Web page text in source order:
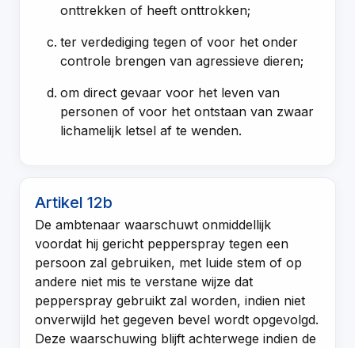
onttrekken of heeft onttrokken;
ter verdediging tegen of voor het onder
controle brengen van agressieve dieren;
om direct gevaar voor het leven van
personen of voor het ontstaan van zwaar
lichamelijk letsel af te wenden.
Artikel 12b
De ambtenaar waarschuwt onmiddellijk
voordat hij gericht pepperspray tegen een
persoon zal gebruiken, met luide stem of op
andere niet mis te verstane wijze dat
pepperspray gebruikt zal worden, indien niet
onverwijld het gegeven bevel wordt opgevolgd.
Deze waarschuwing blijft achterwege indien de